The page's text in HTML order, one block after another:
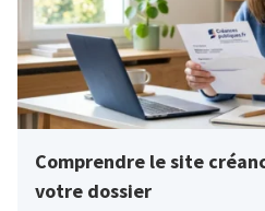
Comprendre le site
votre dossier